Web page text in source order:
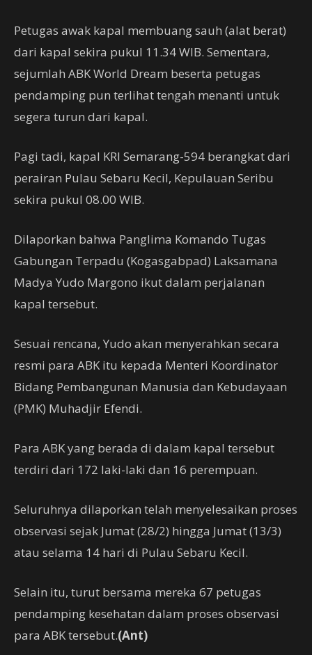
Petugas awak kapal membuang sauh (alat berat)
dari kapal sekira pukul 11.34 WIB. Sementara,
sejumlah ABK World Dream beserta petugas
pendamping pun terlihat tengah menanti untuk
segera turun dari kapal.
Pagi tadi, kapal KRI Semarang-594 berangkat dari
perairan Pulau Sebaru Kecil, Kepulauan Seribu
sekira pukul 08.00 WIB.
Dilaporkan bahwa Panglima Komando Tugas
Gabungan Terpadu (Kogasgabpad) Laksamana
Madya Yudo Margono ikut dalam perjalanan
kapal tersebut.
Sesuai rencana, Yudo akan menyerahkan secara
resmi para ABK itu kepada Menteri Koordinator
Bidang Pembangunan Manusia dan Kebudayaan
(PMK) Muhadjir Efendi.
Para ABK yang berada di dalam kapal tersebut
terdiri dari 172 laki-laki dan 16 perempuan.
Seluruhnya dilaporkan telah menyelesaikan proses
observasi sejak Jumat (28/2) hingga Jumat (13/3)
atau selama 14 hari di Pulau Sebaru Kecil.
Selain itu, turut bersama mereka 67 petugas
pendamping kesehatan dalam proses observasi
para ABK tersebut.(Ant)